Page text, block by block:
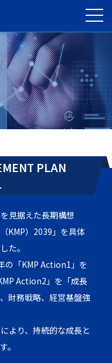
PLAN
見据えた長期構想
KMP）2039」を具体
た。
の「KMP Action1」を
Action2」を「成長
財務戦略、経営基盤強
より、持続的な成長と
。